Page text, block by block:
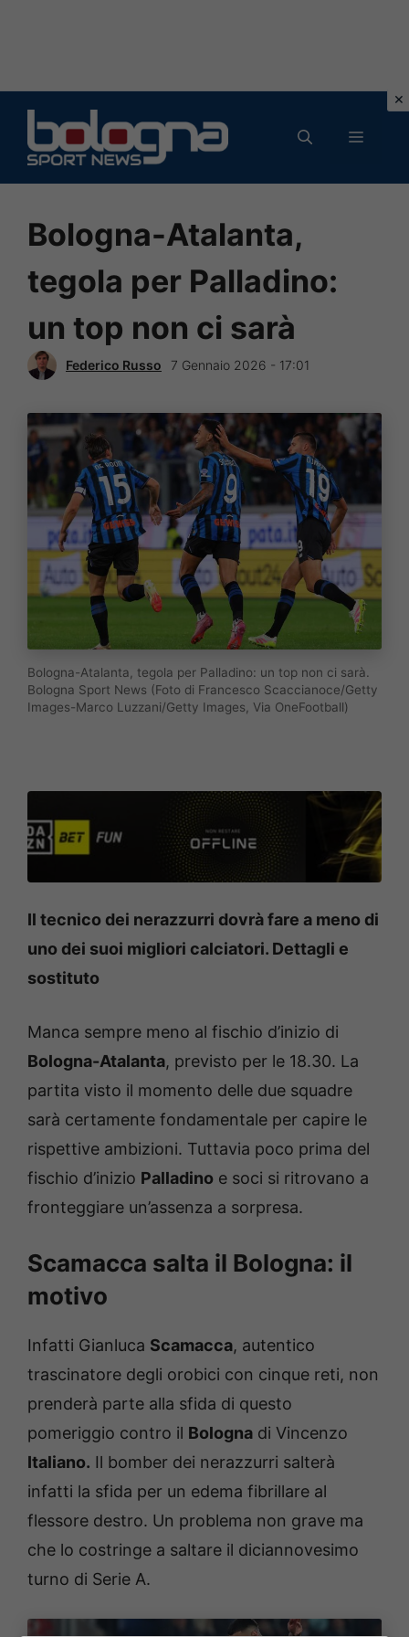
contenuto
MENU
Bologna-Atalanta,
tegola per Palladino:
un top non ci sarà
Federico Russo 7 Gennaio 2026 - 17:01
Bologna-Atalanta, tegola per Palladino: un top non ci sarà.
Bologna Sport News (Foto di Francesco Scaccianoce/Getty
Images-Marco Luzzani/Getty Images, Via OneFootball)
Il tecnico dei nerazzurri dovrà fare a meno di
uno dei suoi migliori calciatori. Dettagli e
sostituto
Manca sempre meno al fischio d’inizio di
Bologna-Atalanta, previsto per le 18.30. La
partita visto il momento delle due squadre
sarà certamente fondamentale per capire le
rispettive ambizioni. Tuttavia poco prima del
fischio d’inizio Palladino e soci si ritrovano a
fronteggiare un’assenza a sorpresa.
Scamacca salta il Bologna: il
motivo
Infatti Gianluca Scamacca, autentico
trascinatore degli orobici con cinque reti, non
prenderà parte alla sfida di questo
pomeriggio contro il Bologna di Vincenzo
Italiano. Il bomber dei nerazzurri salterà
infatti la sfida per un edema fibrillare al
flessore destro. Un problema non grave ma
che lo costringe a saltare il diciannovesimo
turno di Serie A.